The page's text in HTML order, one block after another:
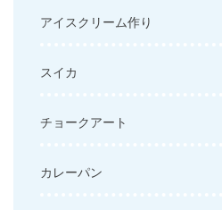
アイスクリーム作り
スイカ
チョークアート
カレーパン